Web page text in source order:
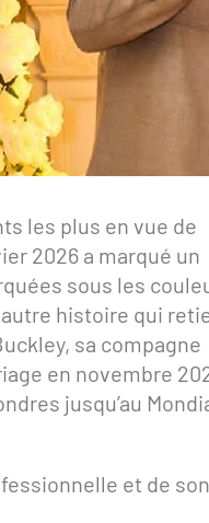
les plus en vue de
2026 a marqué un
sous les
autre histoire qui
sa compagne
en novembre
jusqu’au
et de son